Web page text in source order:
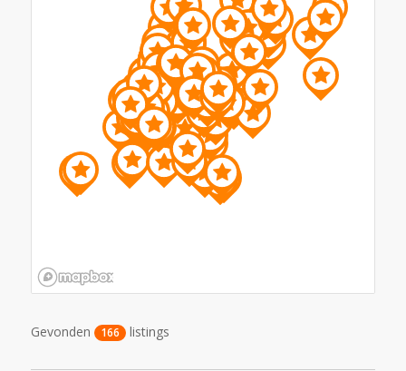
Gevonden 166 listings